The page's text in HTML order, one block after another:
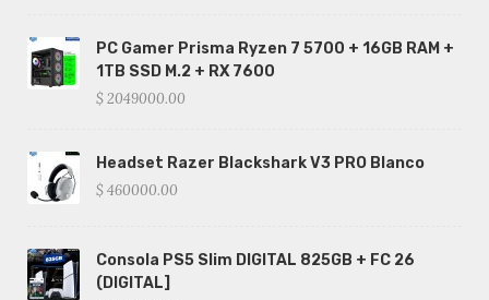
PC Gamer Prisma Ryzen 7 5700 + 16GB RAM +
1TB SSD M.2 + RX 7600
$ 2049000.00
Headset Razer Blackshark V3 PRO Blanco
$ 460000.00
Consola PS5 Slim DIGITAL 825GB + FC 26
(DIGITAL]